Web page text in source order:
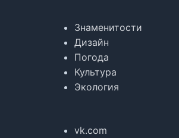
Знаменитости
Дизайн
Погода
Культура
Экология
vk.com